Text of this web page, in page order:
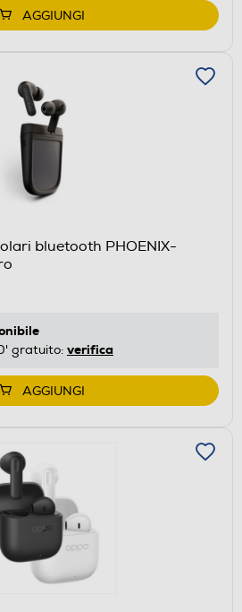
AGGIUNGI
bluetooth PHOENIX-
gratuito: verifica
AGGIUNGI